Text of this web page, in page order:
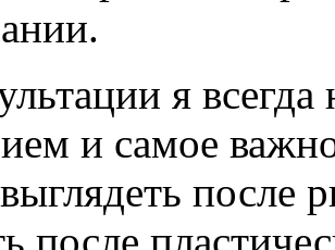
я
и самое
после
после